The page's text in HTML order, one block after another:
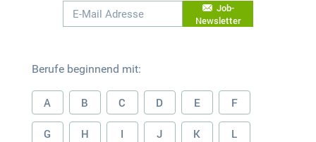
Job-
Newsletter
Berufe beginnend mit:
A B C D E F
G H I J K L